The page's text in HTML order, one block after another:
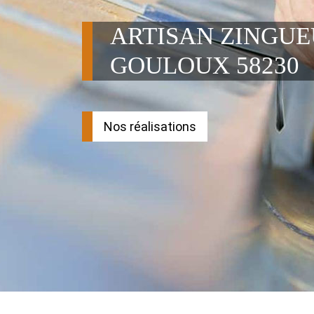
ARTISAN
GOULOUX 58230
Nos réalisations